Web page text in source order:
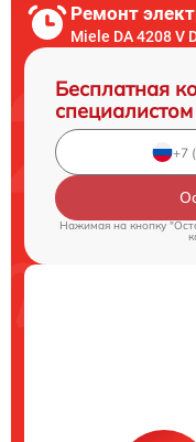
Ремонт
Miele DA 4208 V
Бесплатная
специалистом
Нажимая на кнопку